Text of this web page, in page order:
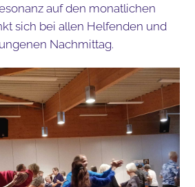
auf den monatlichen
sich bei allen Helfenden und
Nachmittag.